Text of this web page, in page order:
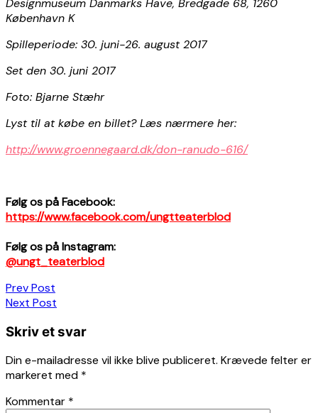
Designmuseum Danmarks Have, Bredgade 68, 1260
København K
Spilleperiode: 30. juni-26. august 2017
Set den 30. juni 2017
Foto: Bjarne Stæhr
Lyst til at købe en billet? Læs nærmere her:
http://www.groennegaard.dk/don-ranudo-616/
Følg os på Facebook:
https://www.facebook.com/ungtteaterblod
Følg os på Instagram:
@ungt_teaterblod
Indlægsnavigation
Prev Post
Next Post
Skriv et svar
Din e-mailadresse vil ikke blive publiceret. Krævede felter er
markeret med *
Kommentar *